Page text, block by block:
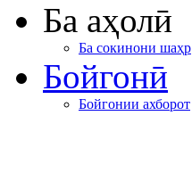
Ба аҳолӣ
Ба сокинони шаҳр
Бойгонӣ
Бойгонии ахборот